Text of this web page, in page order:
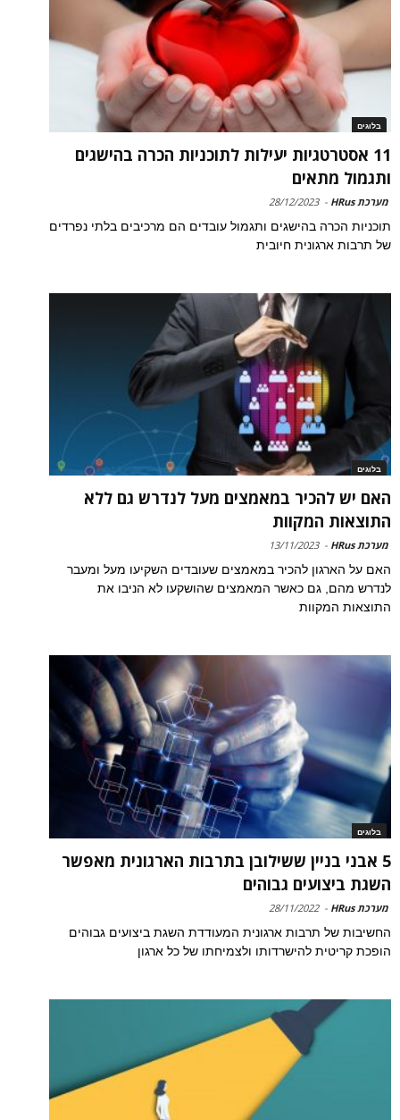
בלוגים
11 אסטרטגיות יעילות לתוכניות הכרה בהישגים
ותגמול מתאים
מערכת HRus -
28/12/2023
תוכניות הכרה בהישגים ותגמול עובדים הם מרכיבים בלתי נפרדים
של תרבות ארגונית חיובית
בלוגים
האם יש להכיר במאמצים מעל לנדרש גם ללא
התוצאות המקוות
מערכת HRus -
13/11/2023
האם על הארגון להכיר במאמצים שעובדים השקיעו מעל ומעבר
לנדרש מהם, גם כאשר המאמצים שהושקעו לא הניבו את
התוצאות המקוות
בלוגים
5 אבני בניין ששילובן בתרבות הארגונית מאפשר
השגת ביצועים גבוהים
מערכת HRus -
28/11/2022
החשיבות של תרבות ארגונית המעודדת השגת ביצועים גבוהים
הופכת קריטית להישרדותו ולצמיחתו של כל ארגון